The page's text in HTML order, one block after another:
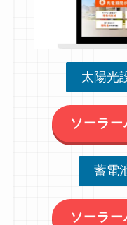
太陽光
ソーラ
蓄電
ソーラ